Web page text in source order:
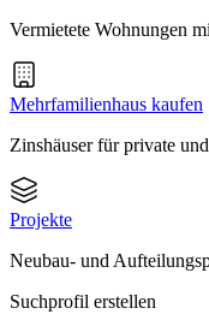
Vermietete Wohnungen
Mehrfamilienhaus kaufen
Zinshäuser für private
Projekte
Neubau- und
Suchprofil erstellen